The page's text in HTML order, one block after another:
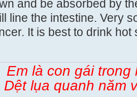
and be absorbed by
line the intestine. Very
It is best to drink
Em là con gái trong
Dệt lụa quanh năm